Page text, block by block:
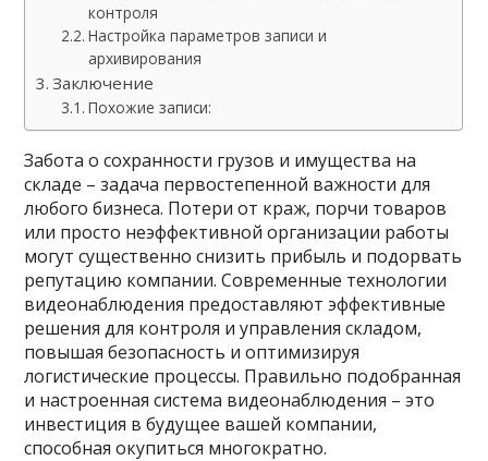
контроля
Настройка параметров записи и
архивирования
Заключение
Похожие записи:
Забота о сохранности грузов и имущества на
складе – задача первостепенной важности для
любого бизнеса. Потери от краж, порчи товаров
или просто неэффективной организации работы
могут существенно снизить прибыль и подорвать
репутацию компании. Современные технологии
видеонаблюдения предоставляют эффективные
решения для контроля и управления складом,
повышая безопасность и оптимизируя
логистические процессы. Правильно подобранная
и настроенная система видеонаблюдения – это
инвестиция в будущее вашей компании,
способная окупиться многократно.